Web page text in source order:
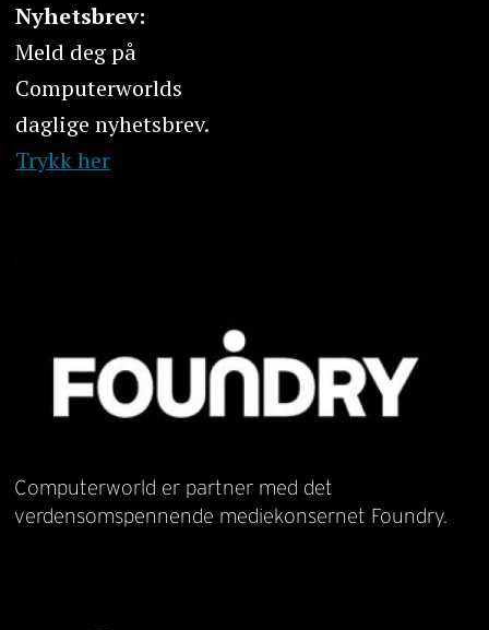
Nyhetsbrev:
Meld deg på
Computerworlds
daglige nyhetsbrev.
Trykk her
Computerworld er partner med det
verdensomspennende mediekonsernet Foundry.